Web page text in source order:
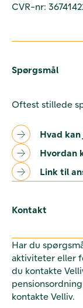
CVR-nr:
Spørgsmål
Oftest stillede
Hvad
Hvordan
Link til
Kontakt
Har du
aktiviteter eller
du kontakte
kontakte Velliv.